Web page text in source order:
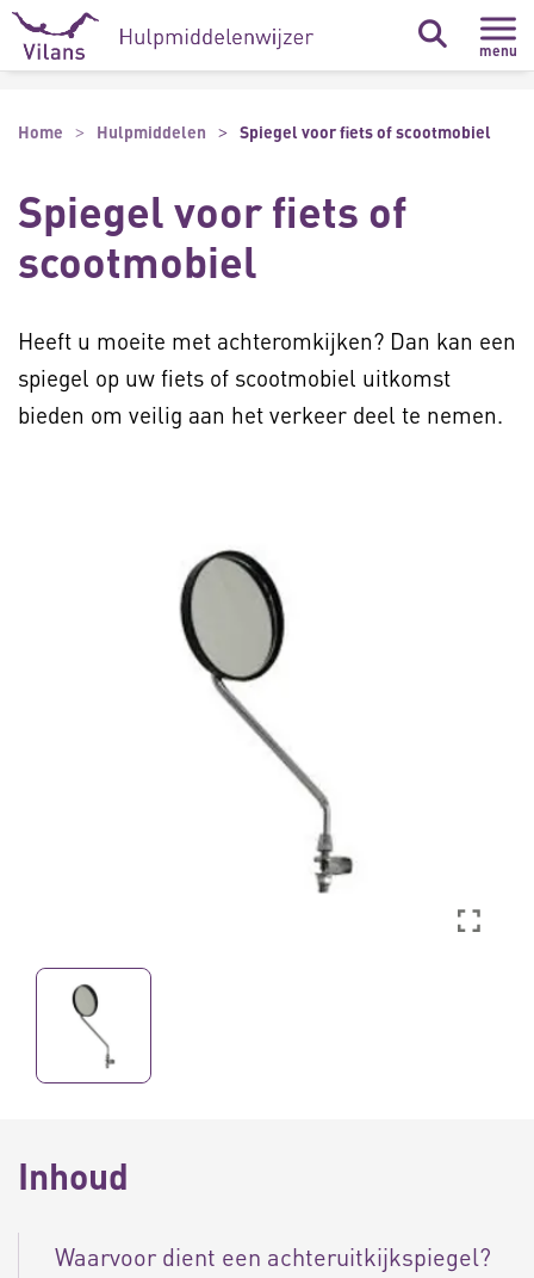
Naar hoofdinhoud
Naar footer
menu
Home Hulpmiddelen Spiegel voor fiets of scootmobiel
Spiegel voor fiets of
scootmobiel
Heeft u moeite met achteromkijken? Dan kan een
spiegel op uw fiets of scootmobiel uitkomst
bieden om veilig aan het verkeer deel te nemen.
Inhoud
Waarvoor dient een achteruitkijkspiegel?